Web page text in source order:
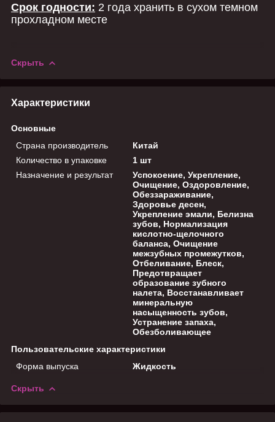
Срок годности: 2 года хранить в сухом темном
прохладном месте
Скрыть
Характеристики
Основные
Страна производитель
Китай
Количество в упаковке
1 шт
Назначение и результат
Успокоение, Укрепление,
Очищение, Оздоровление,
Обеззараживание,
Здоровье десен,
Укрепление эмали, Белизна
зубов, Нормализация
кислотно-щелочного
баланса, Очищение
межзубных промежутков,
Отбеливание, Блеск,
Предотвращает
образование зубного
налета, Восстанавливает
минеральную
насыщенность зубов,
Устранение запаха,
Обезболивающее
Пользовательские характеристики
Форма выпуска
Жидкость
Скрыть